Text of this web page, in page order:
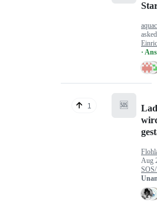
·
1 🆘
Aug